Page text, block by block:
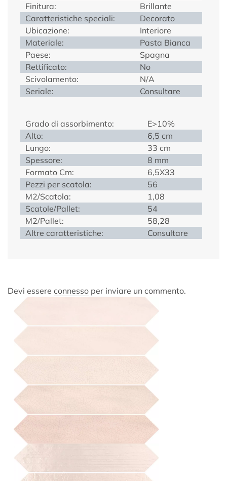
Finitura:
Brillante
Caratteristiche speciali:
Decorato
Ubicazione:
Interiore
Materiale:
Pasta Bianca
Paese:
Spagna
Rettificato:
No
Scivolamento:
N/A
Seriale:
Consultare
Grado di assorbimento:
E>10%
Alto:
6,5 cm
Lungo:
33 cm
Spessore:
8 mm
Formato Cm:
6,5X33
Pezzi per scatola:
56
M2/Scatola:
1,08
Scatole/Pallet:
54
M2/Pallet:
58,28
Altre caratteristiche:
Consultare
Devi essere connesso per inviare un commento.